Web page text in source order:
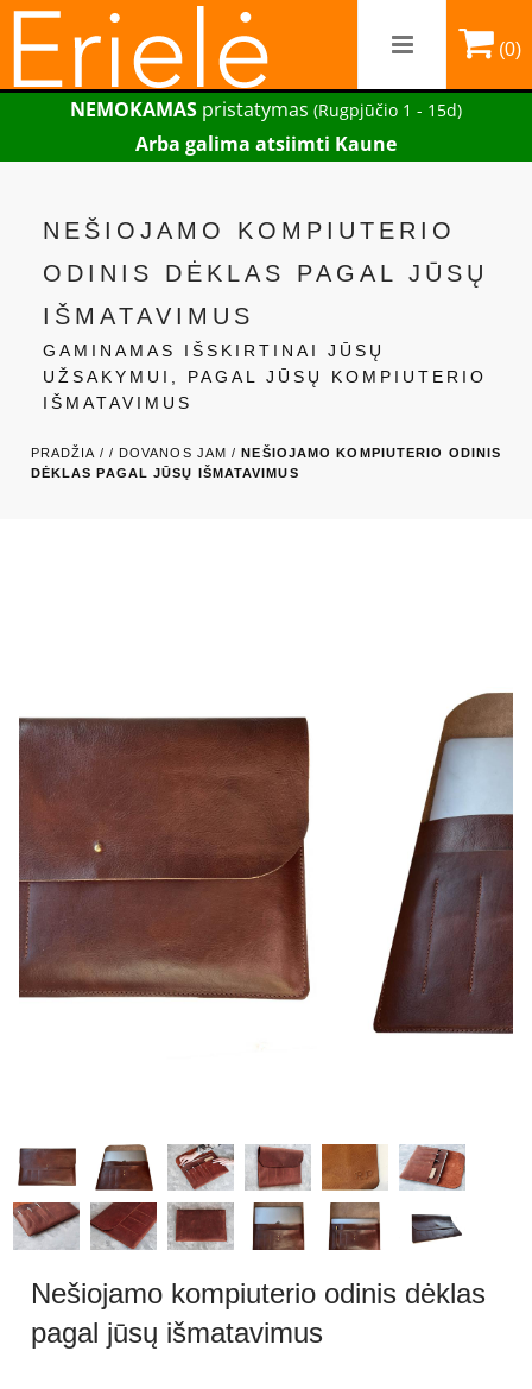
(0)
NEMOKAMAS pristatymas (Rugpjūčio 1 - 15d)
Arba galima atsiimti Kaune
NEŠIOJAMO KOMPIUTERIO
ODINIS DĖKLAS PAGAL JŪSŲ
IŠMATAVIMUS
GAMINAMAS IŠSKIRTINAI JŪSŲ
UŽSAKYMUI, PAGAL JŪSŲ KOMPIUTERIO
IŠMATAVIMUS
PRADŽIA / / DOVANOS JAM /NEŠIOJAMO KOMPIUTERIO ODINIS
DĖKLAS PAGAL JŪSŲ IŠMATAVIMUS
Nešiojamo kompiuterio odinis dėklas
pagal jūsų išmatavimus